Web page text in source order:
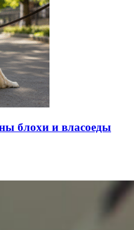
блохи и власоеды